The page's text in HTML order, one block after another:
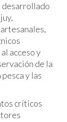
desarrollado
acceso y
de la
y las
críticos